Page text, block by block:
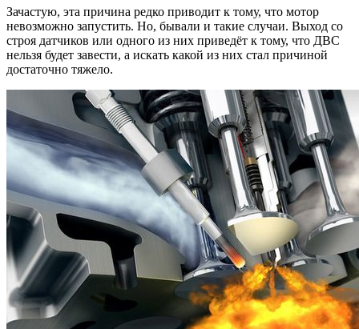
Зачастую, эта причина редко приводит к тому, что мотор
невозможно запустить. Но, бывали и такие случаи. Выход со
строя датчиков или одного из них приведёт к тому, что ДВС
нельзя будет завести, а искать какой из них стал причиной
достаточно тяжело.